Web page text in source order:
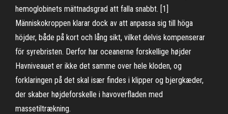
hemoglobinets mättnadsgrad att falla snabbt. [1]
Människokroppen klarar dock av att anpassa sig till höga
höjder, både på kort och lång sikt, vilket delvis kompenserar
för syrebristen. Derfor har oceanerne forskellige højder
Havniveauet er ikke det samme over hele kloden, og
forklaringen på det skal især findes i klipper og bjergkæder,
der skaber højdeforskelle i havoverfladen med
massetiltrækning.